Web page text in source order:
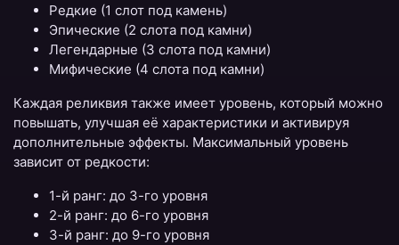
Редкие (1 слот под камень)
Эпические (2 слота под камни)
Легендарные (3 слота под камни)
Мифические (4 слота под камни)
Каждая реликвия также имеет уровень, который можно
повышать, улучшая её характеристики и активируя
дополнительные эффекты. Максимальный уровень
зависит от редкости:
1-й ранг: до 3-го уровня
2-й ранг: до 6-го уровня
3-й ранг: до 9-го уровня